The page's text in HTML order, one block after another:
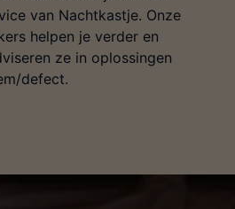
van Nachtkastje. Onze
helpen je verder en
ze in oplossingen
defect.